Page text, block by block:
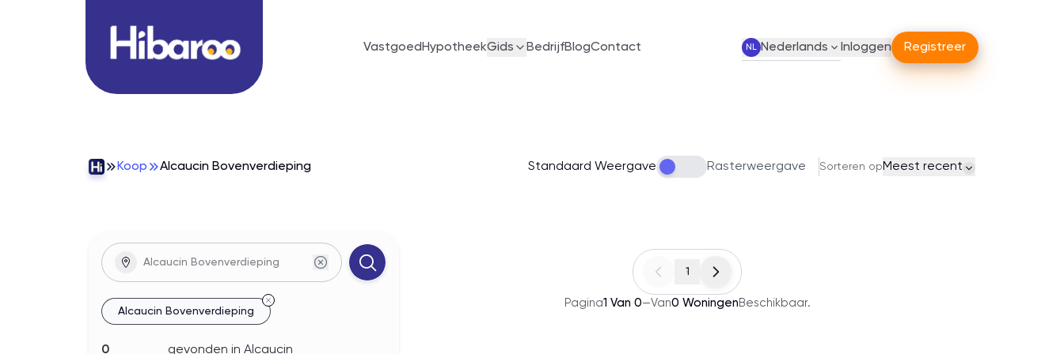
Vastgoed HypotheekGids BedrijfBlogContact NL Nederlands Inloggen Registreer
Koop Alcaucin Bovenverdieping Standaard Weergave Rasterweergave Sorteren op Meest recent
Alcaucin Bovenverdieping
0
gevonden in Alcaucin
1
Pagina1 Van 0—Van0 Woningen Beschikbaar.